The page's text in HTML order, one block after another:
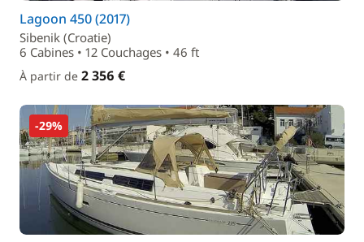
Lagoon 450 (2017)
Sibenik (Croatie)
6 Cabines • 12 Couchages • 46 ft
À partir de 2 356 €
-29%